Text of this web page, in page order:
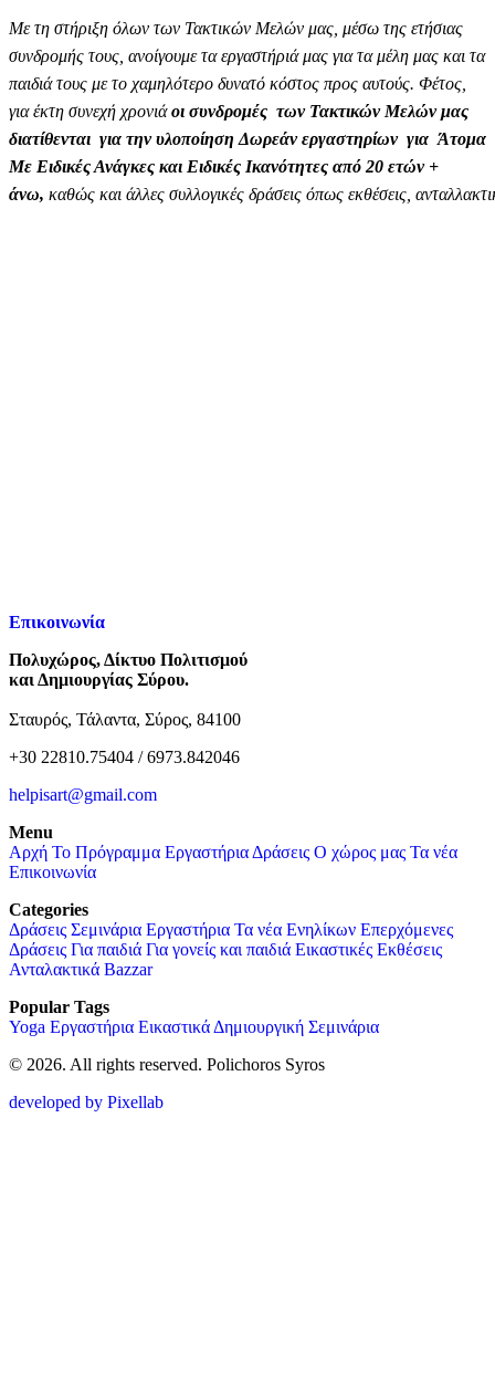
Με τη στήριξη όλων των Τακτικών Μελών μας, μέσω της ετήσιας
συνδρομής τους, ανοίγουμε τα εργαστήριά μας για τα μέλη μας και τα
παιδιά τους με το χαμηλότερο δυνατό κόστος προς αυτούς. Φέτος,
για έκτη συνεχή χρονιάοι συνδρομές των Τακτικών Μελών μας
διατίθενται για την υλοποίηση Δωρεάν εργαστηρίων για Άτομα
Με Ειδικές Ανάγκες και Ειδικές Ικανότητες από 20 ετών +
άνω, καθώς και άλλες συλλογικές δράσεις όπως εκθέσεις,
Επικοινωνία
Πολυχώρος, Δίκτυο Πολιτισμού
και Δημιουργίας Σύρου.
Σταυρός, Τάλαντα, Σύρος, 84100
+30 22810.75404 / 6973.842046
helpisart@gmail.com
Menu
Αρχή Το Πρόγραμμα Εργαστήρια Δράσεις Ο χώρος μας Τα νέα
Επικοινωνία
Categories
Δράσεις Σεμινάρια Εργαστήρια Τα νέα Ενηλίκων Επερχόμενες
Δράσεις Για παιδιά Για γονείς και παιδιά Εικαστικές Εκθέσεις
Ανταλακτικά Bazzar
Popular Tags
Yoga Εργαστήρια Εικαστικά Δημιουργική Σεμινάρια
© 2026. All rights reserved. Polichoros Syros
developed by Pixellab